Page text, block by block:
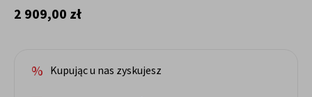
2 909,00 zł
Kupując u nas zyskujesz